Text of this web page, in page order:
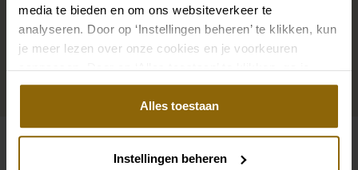
media te bieden en om ons websiteverkeer te
analyseren. Door op ‘Instellingen beheren’ te klikken, kun
je meer lezen over onze cookies en je voorkeuren
aanpassen. Door op ‘Alles toestaan’ te klikken, ga je
akkoord met het gebruik van alle cookies.
Alles toestaan
Instellingen beheren
onze grote accessoire winkel met accessoires voor
bruid en bruidegom vind je de perfecte match met
jouw jurk of trouwkostuum.
Ga naar accessoires